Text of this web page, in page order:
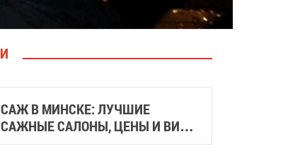
В МИНСКЕ: ЛУЧШИЕ
САЛОНЫ, ЦЕНЫ И ВИДЫ